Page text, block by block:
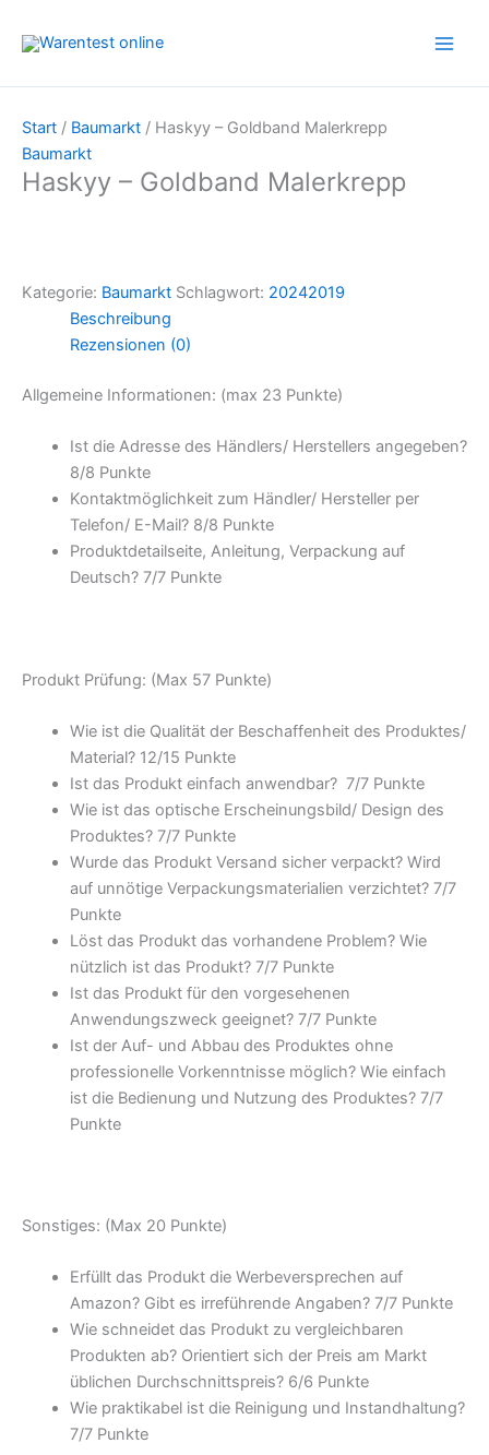
Inhalt
Start / Baumarkt / Haskyy – Goldband Malerkrepp
Baumarkt
Haskyy – Goldband Malerkrepp
Kategorie: Baumarkt Schlagwort: 20242019
Beschreibung
Rezensionen (0)
Allgemeine Informationen: (max 23 Punkte)
Ist die Adresse des Händlers/ Herstellers angegeben?
8/8 Punkte
Kontaktmöglichkeit zum Händler/ Hersteller per
Telefon/ E-Mail? 8/8 Punkte
Produktdetailseite, Anleitung, Verpackung auf
Deutsch? 7/7 Punkte
Produkt Prüfung: (Max 57 Punkte)
Wie ist die Qualität der Beschaffenheit des Produktes/
Material? 12/15 Punkte
Ist das Produkt einfach anwendbar? 7/7 Punkte
Wie ist das optische Erscheinungsbild/ Design des
Produktes? 7/7 Punkte
Wurde das Produkt Versand sicher verpackt? Wird
auf unnötige Verpackungsmaterialien verzichtet? 7/7
Punkte
Löst das Produkt das vorhandene Problem? Wie
nützlich ist das Produkt? 7/7 Punkte
Ist das Produkt für den vorgesehenen
Anwendungszweck geeignet? 7/7 Punkte
Ist der Auf- und Abbau des Produktes ohne
professionelle Vorkenntnisse möglich? Wie einfach
ist die Bedienung und Nutzung des Produktes? 7/7
Punkte
Sonstiges: (Max 20 Punkte)
Erfüllt das Produkt die Werbeversprechen auf
Amazon? Gibt es irreführende Angaben? 7/7 Punkte
Wie schneidet das Produkt zu vergleichbaren
Produkten ab? Orientiert sich der Preis am Markt
üblichen Durchschnittspreis? 6/6 Punkte
Wie praktikabel ist die Reinigung und Instandhaltung?
7/7 Punkte